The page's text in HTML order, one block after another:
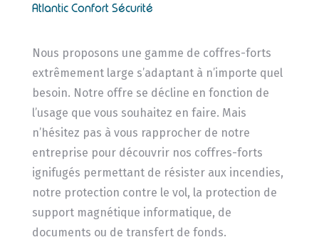
Atlantic Confort Sécurité
Nous proposons une gamme de coffres-forts
extrêmement large s’adaptant à n’importe quel
besoin. Notre offre se décline en fonction de
l’usage que vous souhaitez en faire. Mais
n’hésitez pas à vous rapprocher de notre
entreprise pour découvrir nos coffres-forts
ignifugés permettant de résister aux incendies,
notre protection contre le vol, la protection de
support magnétique informatique, de
documents ou de transfert de fonds.